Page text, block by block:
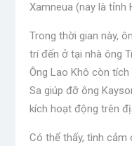
Xamneua (nay là tỉnh
Trong thời gian này,
trí đến ở tại nhà ông
Ông Lao Khô còn
Sa giúp đỡ ông
kích hoạt động trên
Có thể thấy, tình cảm